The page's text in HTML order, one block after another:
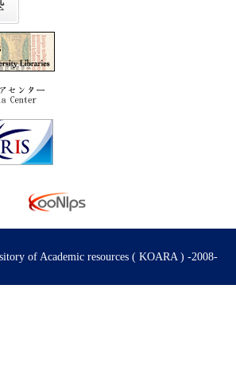
of Academic resources ( KOARA ) -2008-